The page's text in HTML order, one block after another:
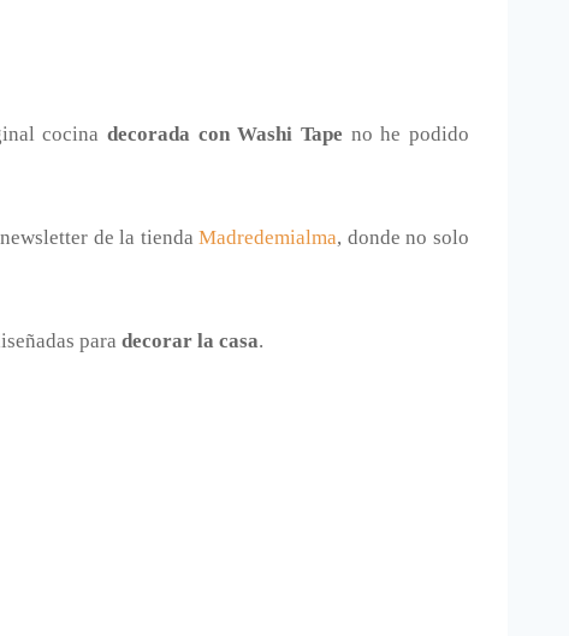
cocinadecorada con Washi Tape no he podido
de la tiendaMadredemialma, donde no solo
para decorar la casa.